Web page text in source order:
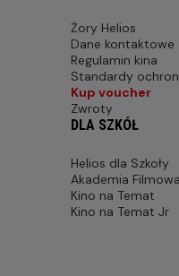
Żory Helios
Dane kontaktowe
Regulamin kina
Standardy
Kup voucher
Zwroty
DLA SZKÓŁ
Helios dla Szkoły
Akademia Filmowa
Kino na Temat
Kino na Temat Jr